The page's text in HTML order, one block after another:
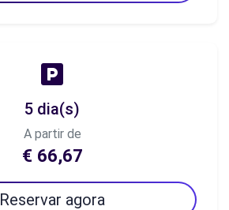
5 dia(s)
A partir de
€ 66,67
Reservar agora